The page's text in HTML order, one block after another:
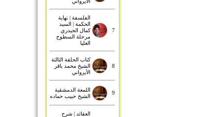
معنى مزدجر
معنى مبلوسون
الأيرواني
7
الفلسفة | نهاية
الحكمة | السيد
كمال الحيدري
مرحلة السطوح
العليا
8
كتاب الحلقة الثالثة
الشيخ محمد باقر
الأيرواني
9
اللمعة الدمشقية
الشيخ حبيب حماده
العقائد | شرح